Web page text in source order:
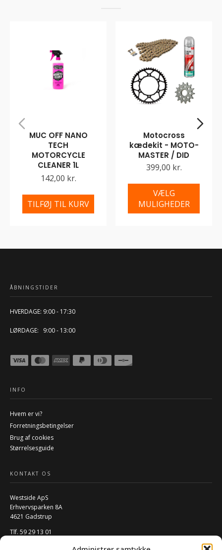
MUC OFF NANO
TECH
MOTORCYCLE
CLEANER 1L
142,00 kr.
TILFØJ TIL KURV
Motocross
kædekit - MOTO-
MASTER / DID
399,00 kr.
VÆLG
MULIGHEDER
ÅBNINGSTIDER
HVERDAGE: 9:00 - 17:30
LØRDAGE: 9:00 - 13:00
INFO
Hvem er vi?
Forretningsbetingelser
Brug af cookies
Størrelsesguide
KONTAKT OS
Westside ApS
Erhvervsparken 8A
4621 Gadstrup
Tlf. 59 29 13 01